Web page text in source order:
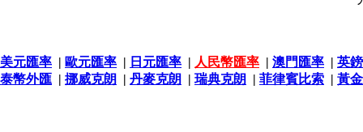
美元匯率 | 歐元匯率 | 日元匯率 | 人民幣匯率 | 澳門匯率 | 英
泰幣外匯 | 挪威克朗 | 丹麥克朗 | 瑞典克朗 | 菲律賓比索 | 黃